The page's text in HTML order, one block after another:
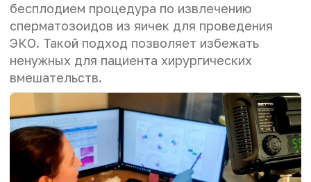
бесплодием процедура по извлечению
сперматозоидов из яичек для проведения
ЭКО. Такой подход позволяет избежать
ненужных для пациента хирургических
вмешательств.